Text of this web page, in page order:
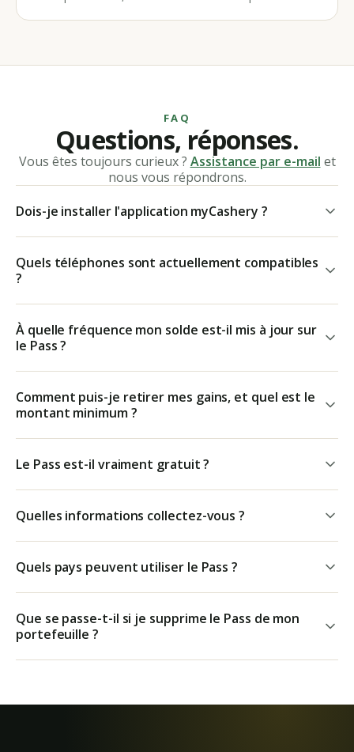
FAQ
Questions, réponses.
Vous êtes toujours curieux ? Assistance par e-mail et
nous vous répondrons.
Dois-je installer l'application myCashery ?
Quels téléphones sont actuellement compatibles
?
À quelle fréquence mon solde est-il mis à jour sur
le Pass ?
Comment puis-je retirer mes gains, et quel est le
montant minimum ?
Le Pass est-il vraiment gratuit ?
Quelles informations collectez-vous ?
Quels pays peuvent utiliser le Pass ?
Que se passe-t-il si je supprime le Pass de mon
portefeuille ?